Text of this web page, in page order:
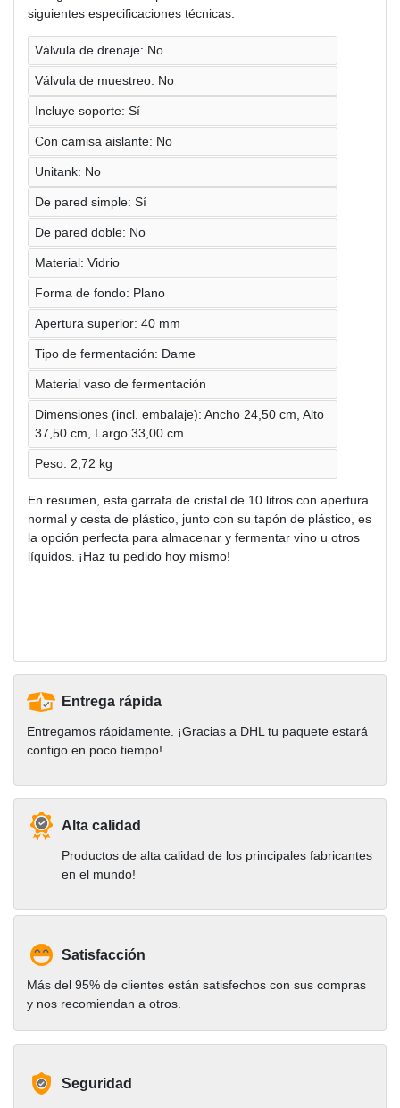
siguientes especificaciones técnicas:
Válvula de drenaje: No
Válvula de muestreo: No
Incluye soporte: Sí
Con camisa aislante: No
Unitank: No
De pared simple: Sí
De pared doble: No
Material: Vidrio
Forma de fondo: Plano
Apertura superior: 40 mm
Tipo de fermentación: Dame
Material vaso de fermentación
Dimensiones (incl. embalaje): Ancho 24,50 cm, Alto
37,50 cm, Largo 33,00 cm
Peso: 2,72 kg
En resumen, esta garrafa de cristal de 10 litros con apertura
normal y cesta de plástico, junto con su tapón de plástico, es
la opción perfecta para almacenar y fermentar vino u otros
líquidos. ¡Haz tu pedido hoy mismo!
Entrega rápida
Entregamos rápidamente. ¡Gracias a DHL tu paquete estará
contigo en poco tiempo!
Alta calidad
Productos de alta calidad de los principales fabricantes
en el mundo!
Satisfacción
Más del 95% de clientes están satisfechos con sus compras
y nos recomiendan a otros.
Seguridad